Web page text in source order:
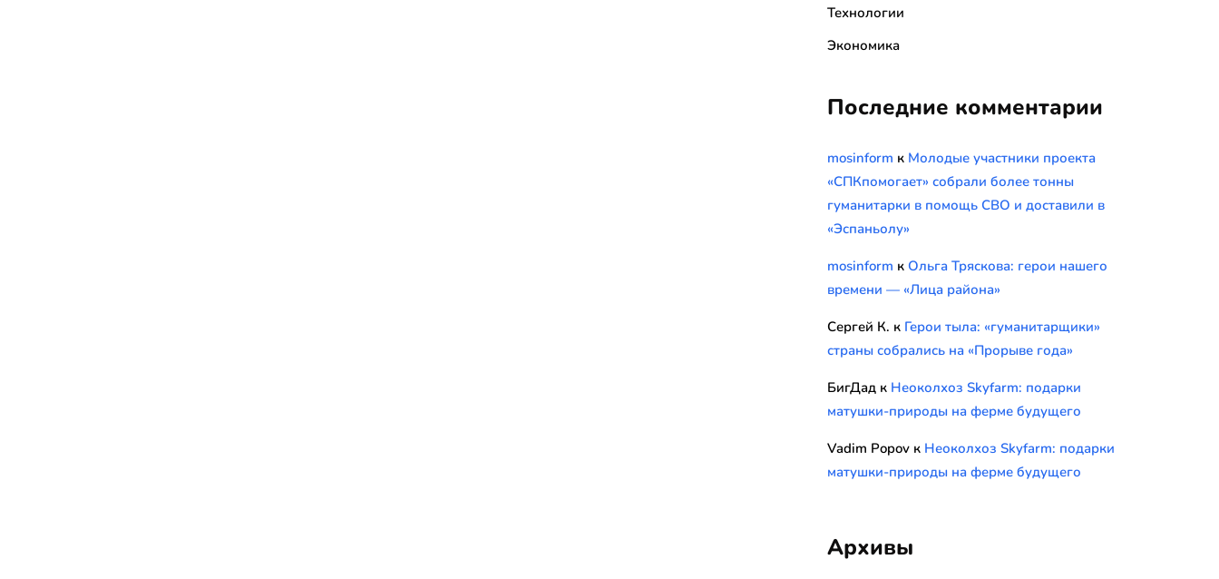
Технологии
Экономика
Последние комментарии
mosinform к Молодые участники проекта
«СПКпомогает» собрали более тонны
гуманитарки в помощь СВО и доставили в
«Эспаньолу»
mosinform к Ольга Тряскова: герои нашего
времени — «Лица района»
Сергей К. к Герои тыла: «гуманитарщики»
страны собрались на «Прорыве года»
БигДад к Неоколхоз Skyfarm: подарки
матушки-природы на ферме будущего
Vadim Popov к Неоколхоз Skyfarm: подарки
матушки-природы на ферме будущего
Архивы